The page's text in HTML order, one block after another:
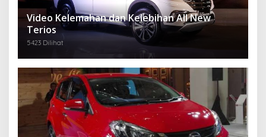
Video Kelemahan dan Kelebihan All New
Terios
5423 Dilihat